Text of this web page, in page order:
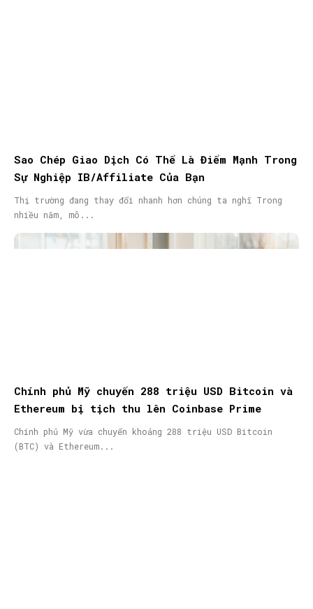
Sao Chép Giao Dịch Có Thể Là Điểm Mạnh Trong
Sự Nghiệp IB/Affiliate Của Bạn
Thị trường đang thay đổi nhanh hơn chúng ta nghĩ Trong
nhiều năm, mô...
Chính phủ Mỹ chuyển 288 triệu USD Bitcoin và
Ethereum bị tịch thu lên Coinbase Prime
Chính phủ Mỹ vừa chuyển khoảng 288 triệu USD Bitcoin
(BTC) và Ethereum...